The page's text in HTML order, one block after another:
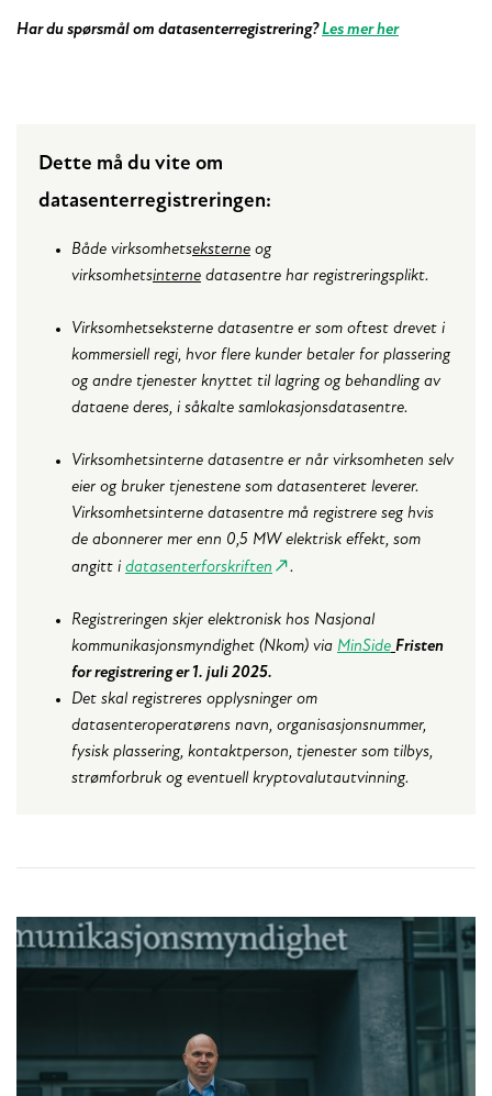
Har du spørsmål om datasenterregistrering?Les mer her
Dette må du vite om
datasenterregistreringen:
Både virksomhetseksterne og
virksomhetsinterne datasentre har registreringsplikt.
Virksomhetseksterne datasentre er som oftest drevet i
kommersiell regi, hvor flere kunder betaler for plassering
og andre tjenester knyttet til lagring og behandling av
dataene deres, i såkalte samlokasjonsdatasentre.
Virksomhetsinterne datasentre er når virksomheten selv
eier og bruker tjenestene som datasenteret leverer.
Virksomhetsinterne datasentre må registrere seg hvis
de abonnerer mer enn 0,5 MW elektrisk effekt, som
angitt i datasenterforskriften .
Registreringen skjer elektronisk hos Nasjonal
kommunikasjonsmyndighet (Nkom) via MinSide Fristen
for registrering er 1. juli 2025.
Det skal registreres opplysninger om
datasenteroperatørens navn, organisasjonsnummer,
fysisk plassering, kontaktperson, tjenester som tilbys,
strømforbruk og eventuell kryptovalutautvinning.